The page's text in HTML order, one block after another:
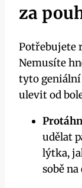
za‌
Potřebujete
Nemusíte
tyto geniální
ulevit od
udělat
lýtka,
sobě